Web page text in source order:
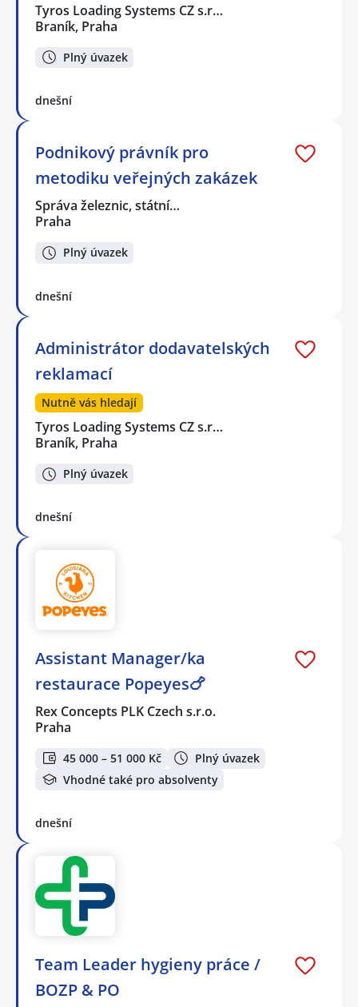
Tyros Loading Systems CZ s.r…
Braník, Praha
Plný úvazek
dnešní
Podnikový právník pro
metodiku veřejných zakázek
Správa železnic, státní…
Praha
Plný úvazek
dnešní
Administrátor dodavatelských
reklamací
Nutně vás hledají
Tyros Loading Systems CZ s.r…
Braník, Praha
Plný úvazek
dnešní
Assistant Manager/ka
restaurace Popeyes🍗
Rex Concepts PLK Czech s.r.o.
Praha
45 000 – 51 000 Kč
Plný úvazek
Vhodné také pro absolventy
dnešní
Team Leader hygieny práce /
BOZP & PO